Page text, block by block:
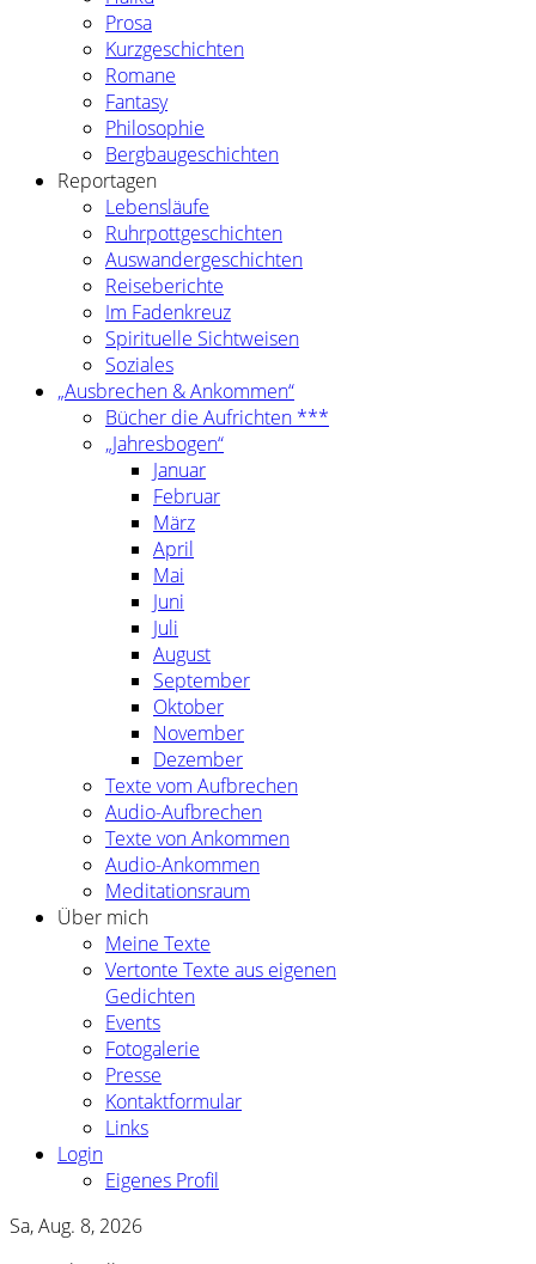
Prosa
Kurzgeschichten
Romane
Fantasy
Philosophie
Bergbaugeschichten
Reportagen
Lebensläufe
Ruhrpottgeschichten
Auswandergeschichten
Reiseberichte
Im Fadenkreuz
Spirituelle Sichtweisen
Soziales
„Ausbrechen & Ankommen“
Bücher die Aufrichten ***
„Jahresbogen“
Januar
Februar
März
April
Mai
Juni
Juli
August
September
Oktober
November
Dezember
Texte vom Aufbrechen
Audio-Aufbrechen
Texte von Ankommen
Audio-Ankommen
Meditationsraum
Über mich
Meine Texte
Vertonte Texte aus eigenen
Gedichten
Events
Fotogalerie
Presse
Kontaktformular
Links
Login
Eigenes Profil
Sa, Aug. 8, 2026